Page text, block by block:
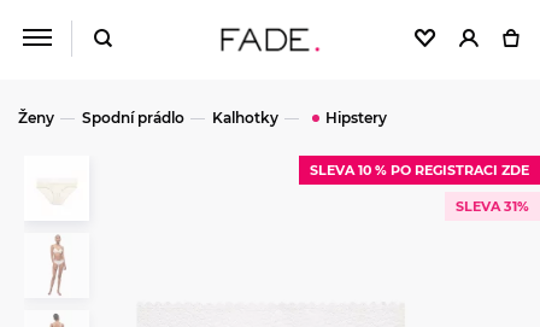
Ženy Spodní prádlo Kalhotky Hipstery
SLEVA 10 % PO REGISTRACI ZDE
SLEVA 31%